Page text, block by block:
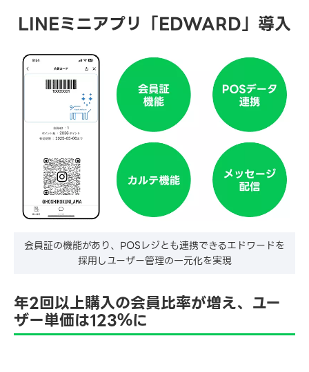
LINEミニアプリ「EDWARD」導入
会員証の機能があり、POSレジとも連携できるエドワードを
採用しユーザー管理の一元化を実現
年2回以上購入の会員比率が増え、ユー
ザー単価は123％に